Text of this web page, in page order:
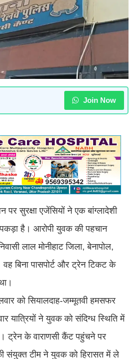
Join Now
सुरक्षा एजेंसियों ने एक बांग्लादेशी
है। आरोपी युवक की पहचान
लाल मोनीहाट जिला, बेनापोल,
बिना पासपोर्ट और ट्रेन टिकट के
को सियालदाह-जम्मूतवी हमसफर
यात्रियों ने युवक को संदिग्ध स्थिति में
ट्रेन के वाराणसी कैंट पहुंचने पर
संयुक्त टीम ने युवक को हिरासत में ले